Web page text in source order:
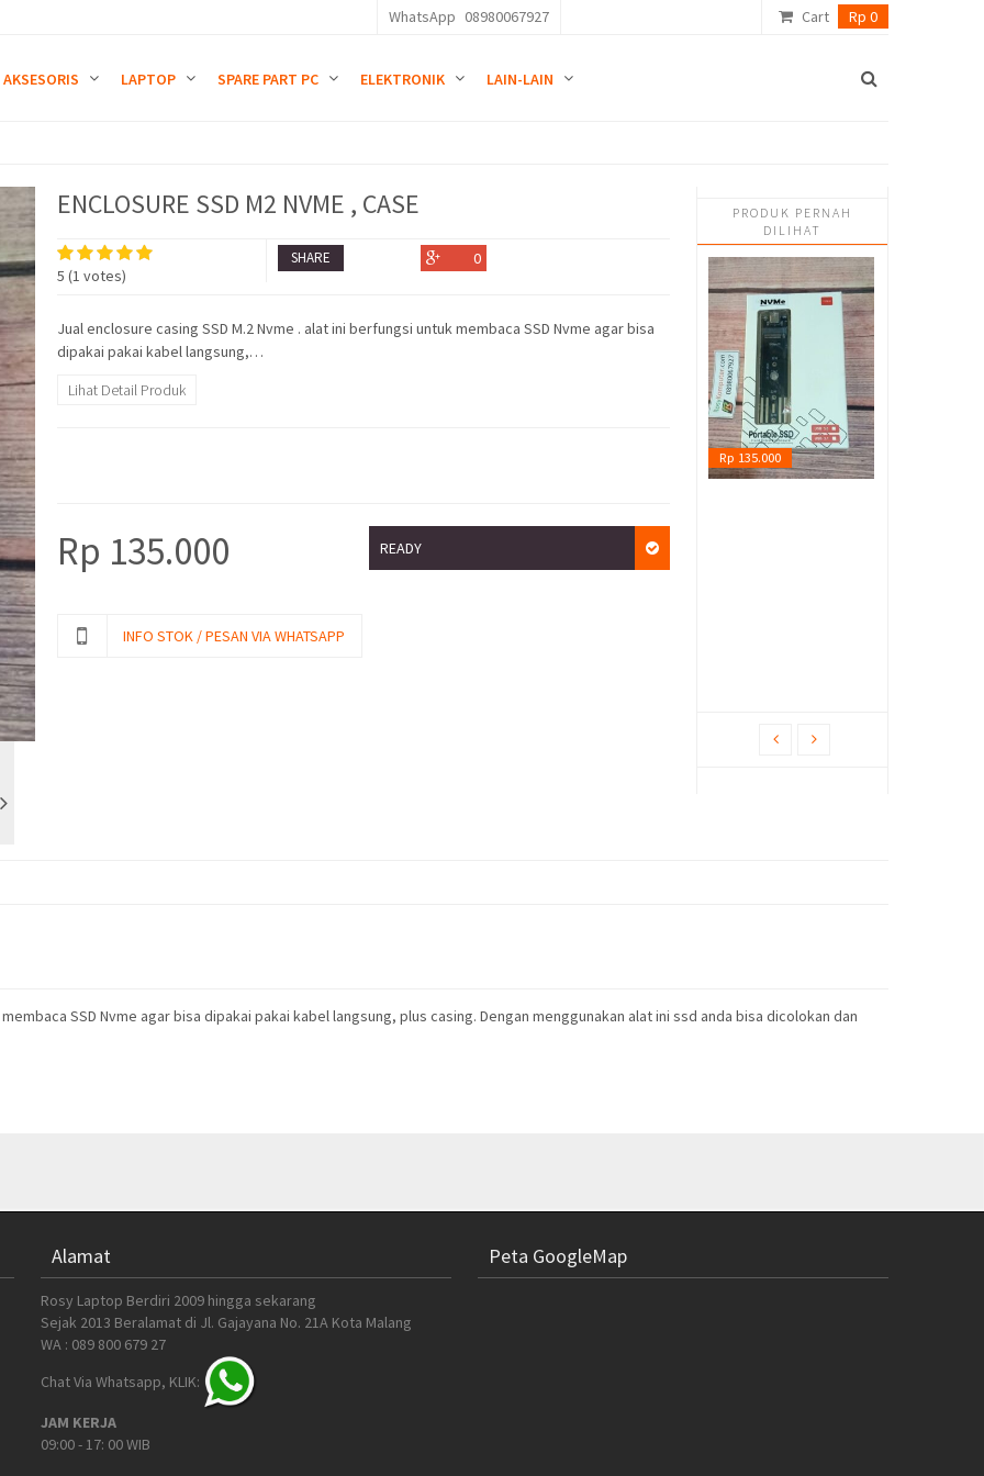
WhatsApp 08980067927 Cart Rp 0
AKSESORIS LAPTOP SPARE PART PC ELEKTRONIK LAIN-LAIN
ENCLOSURE SSD M2 NVME , CASE
5 (1 votes)
SHARE 0
Jual enclosure casing SSD M.2 Nvme . alat ini berfungsi untuk membaca SSD Nvme agar bisa
dipakai pakai kabel langsung,…
Lihat Detail Produk
READY
Rp 135.000
INFO STOK / PESAN VIA WHATSAPP
PRODUK PERNAH
DILIHAT
Rp 135.000
SSD Nvme agar bisa dipakai pakai kabel langsung, plus casing. Dengan menggunakan alat ini ssd anda bisa dicolokan dan
Alamat
Rosy Laptop Berdiri 2009 hingga sekarang
Sejak 2013 Beralamat di Jl. Gajayana No. 21A Kota Malang
WA : 089 800 679 27
Chat Via Whatsapp, KLIK:
JAM KERJA
09:00 - 17: 00 WIB
Peta GoogleMap